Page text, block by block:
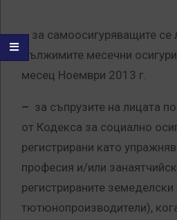
– за самоосигуряващите се
дължимите месечни
месец Ноември 2013 г.
– за съпрузите на лицата
от Кодекса за социално
регистрирани като
професия и/или
регистрираните
тютюнопроизводители),